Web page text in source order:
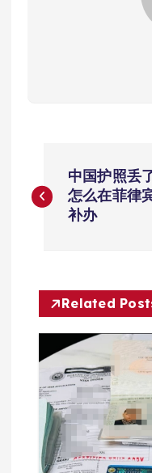
章
航
中国护照丢
怎么在菲律
补办
Related